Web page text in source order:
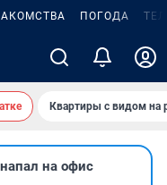
ПОГОДА
Квартиры с видом на
на офис